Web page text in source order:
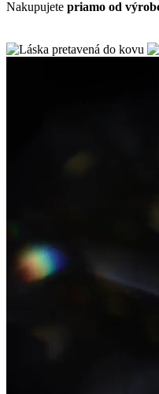
Nakupujete priamo od